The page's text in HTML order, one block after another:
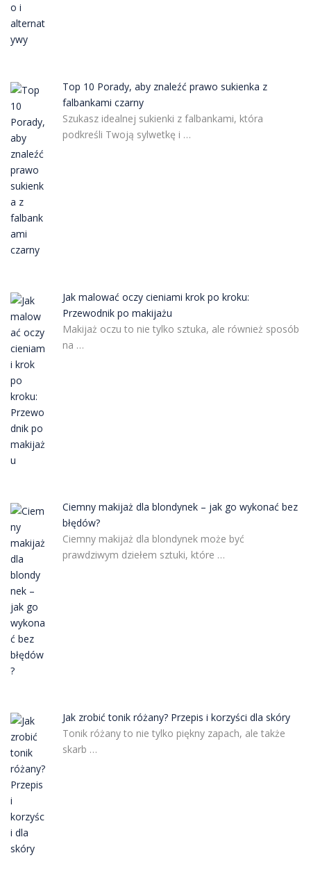
Top 10 Porady, aby znaleźć prawo sukienka z
falbankami czarny
Szukasz idealnej sukienki z falbankami, która
podkreśli Twoją sylwetkę i …
Jak malować oczy cieniami krok po kroku:
Przewodnik po makijażu
Makijaż oczu to nie tylko sztuka, ale również sposób
na …
Ciemny makijaż dla blondynek – jak go wykonać bez
błędów?
Ciemny makijaż dla blondynek może być
prawdziwym dziełem sztuki, które …
Jak zrobić tonik różany? Przepis i korzyści dla skóry
Tonik różany to nie tylko piękny zapach, ale także
skarb …